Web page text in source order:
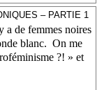
– PARTIE 1
a de femmes noires
blanc. On me
?! » et